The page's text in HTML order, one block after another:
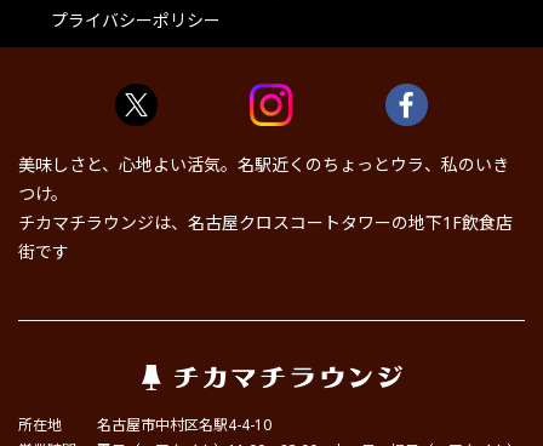
プライバシーポリシー
美味しさと、心地よい活気。名駅近くのちょっとウラ、私のいき
つけ。
チカマチラウンジは、名古屋クロスコートタワーの地下1F飲食店
街です
所在地
名古屋市中村区名駅4-4-10